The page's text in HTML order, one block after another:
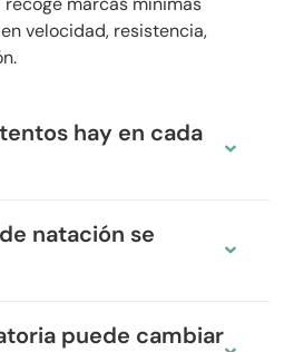
velocidad, resistencia,
hay en cada
natación se
puede cambiar